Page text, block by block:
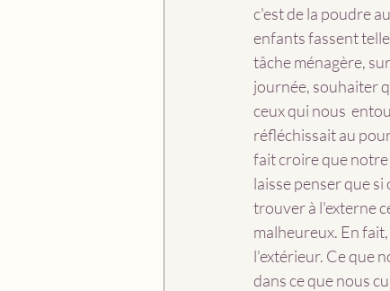
c'est de la poudre
enfants fassent
tâche ménagère,
journée, souhaiter
ceux qui nous
réfléchissait au
fait croire que notre
laisse penser que
trouver à l'externe
malheureux. En
l'extérieur. Ce que
dans ce que nous